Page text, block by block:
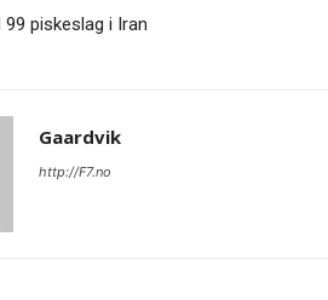
piskeslag i Iran
Gaardvik
http://F7.no